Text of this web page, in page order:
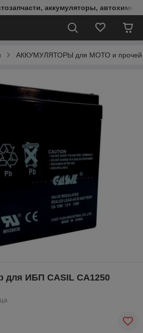
аккумуляторы, автохимия,
АККУМУЛЯТОРЫ для МОТО и прочей
для ИБП CASIL CA1250